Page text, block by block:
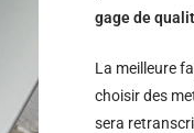
gage de
La meilleure
choisir des
sera